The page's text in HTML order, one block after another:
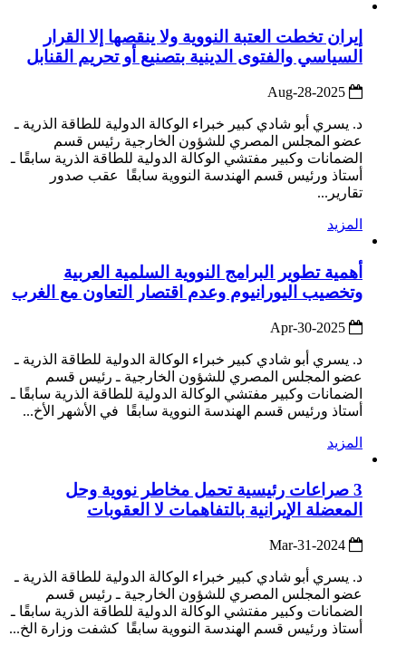
إيران تخطت العتبة النووية ولا ينقصها إلا القرار
السياسي والفتوى الدينية بتصنيع أو تحريم القنابل
د. يسري أبو شادي كبير خبراء الوكالة الدولية للطاقة الذرية ـ
عضو المجلس المصري للشؤون الخارجية رئيس قسم
الضمانات وكبير مفتشي الوكالة الدولية للطاقة الذرية سابقًا ـ
أستاذ ورئيس قسم الهندسة النووية سابقًا عقب صدور
تقارير...
المزيد
أهمية تطوير البرامج النووية السلمية العربية
وتخصيب اليورانيوم وعدم اقتصار التعاون مع الغرب
د. يسري أبو شادي كبير خبراء الوكالة الدولية للطاقة الذرية ـ
عضو المجلس المصري للشؤون الخارجية ـ رئيس قسم
الضمانات وكبير مفتشي الوكالة الدولية للطاقة الذرية سابقًا ـ
أستاذ ورئيس قسم الهندسة النووية سابقًا في الأشهر الأخ...
المزيد
3 صراعات رئيسية تحمل مخاطر نووية وحل
المعضلة الإيرانية بالتفاهمات لا العقوبات
د. يسري أبو شادي كبير خبراء الوكالة الدولية للطاقة الذرية ـ
عضو المجلس المصري للشؤون الخارجية ـ رئيس قسم
الضمانات وكبير مفتشي الوكالة الدولية للطاقة الذرية سابقًا ـ
أستاذ ورئيس قسم الهندسة النووية سابقًا كشفت وزارة الخ...